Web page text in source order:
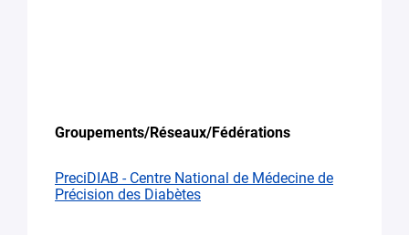
Groupements/Réseaux/Fédérations
PreciDIAB - Centre National de Médecine de
Précision des Diabètes